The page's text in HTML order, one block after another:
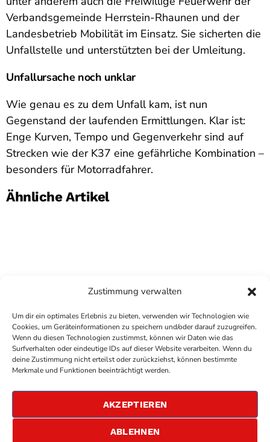
Zustimmung verwalten
Um dir ein optimales Erlebnis zu bieten, verwenden wir Technologien wie
Cookies, um Geräteinformationen zu speichern und/oder darauf zuzugreifen.
Wenn du diesen Technologien zustimmst, können wir Daten wie das
Surfverhalten oder eindeutige IDs auf dieser Website verarbeiten. Wenn du
deine Zustimmung nicht erteilst oder zurückziehst, können bestimmte
Merkmale und Funktionen beeinträchtigt werden.
AKZEPTIEREN
ABLEHNEN
Verbandsgemeinde Herrstein-Rhaunen und der
Landesbetrieb Mobilität im Einsatz. Sie sicherten die
Unfallstelle und unterstützten bei der Umleitung.
Unfallursache noch unklar
Wie genau es zu dem Unfall kam, ist nun
Gegenstand der laufenden Ermittlungen. Klar ist:
Enge Kurven, Tempo und Gegenverkehr sind auf
Strecken wie der K37 eine gefährliche Kombination –
besonders für Motorradfahrer.
Ähnliche Artikel
COPYRIGHTANTENNE BAD KREUZNACH
DATENSCHUTZERKLÄRUNG
ALLGEMEINE GESCHÄFTSBEDINGUNGEN